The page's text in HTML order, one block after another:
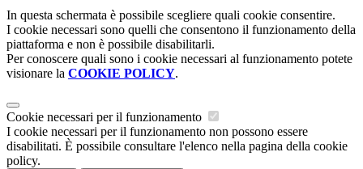
In questa schermata è possibile scegliere quali cookie consentire.
I cookie necessari sono quelli che consentono il funzionamento della
piattaforma e non è possibile disabilitarli.
Per conoscere quali sono i cookie necessari al funzionamento potete
visionare la COOKIE POLICY.
Cookie necessari per il funzionamento
I cookie necessari per il funzionamento non possono essere
disabilitati. È possibile consultare l'elenco nella pagina della cookie
policy.